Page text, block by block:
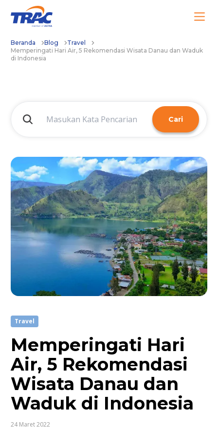
Beranda Blog
Travel
Memperingati Hari Air, 5 Rekomendasi Wisata Danau dan Waduk
di Indonesia
Cari
Travel
Memperingati Hari
Air, 5 Rekomendasi
Wisata Danau dan
Waduk di Indonesia
24 Maret 2022